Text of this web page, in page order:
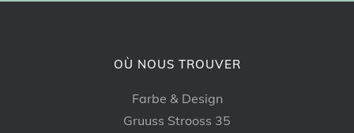
OÙ NOUS TROUVER
Farbe & Design
Gruuss Strooss 35